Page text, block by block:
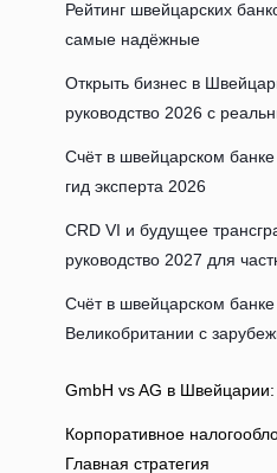
Рейтинг швейцарских
самые надёжные
Открыть бизнес в
руководство 2026 с
Счёт в швейцарском
гид эксперта 2026
CRD VI и будущее
руководство 2027 для
Счёт в швейцарском
Великобритании с
GmbH vs AG в
Корпоративное
Главная стратегия